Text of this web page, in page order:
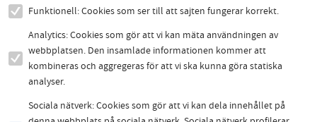
Funktionell: Cookies som ser till att sajten fungerar korrekt.
Analytics: Cookies som gör att vi kan mäta användningen av
webbplatsen. Den insamlade informationen kommer att
kombineras och aggregeras för att vi ska kunna göra statiska
analyser.
Sociala nätverk: Cookies som gör att vi kan dela innehållet på